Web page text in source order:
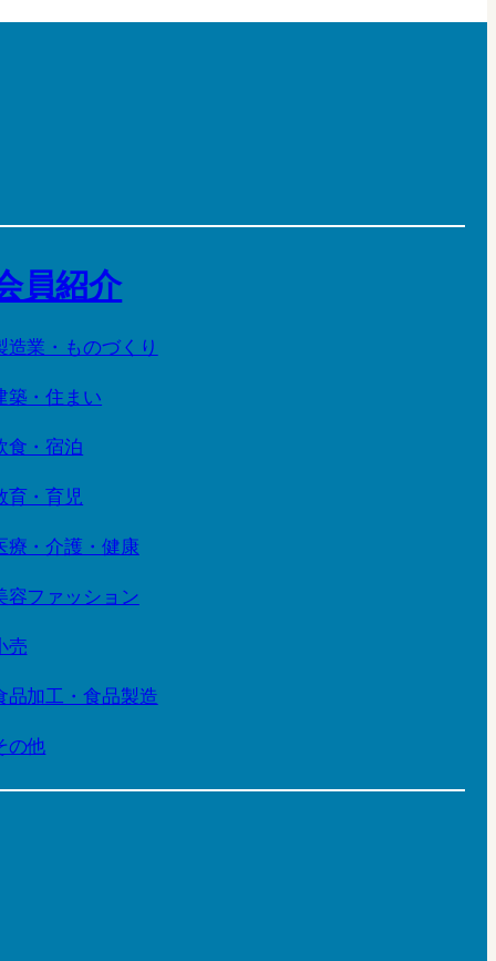
員紹介
造業・ものづくり
築・住まい
食・宿泊
育・育児
療・介護・健康
容ファッション
売
品加工・食品製造
の他